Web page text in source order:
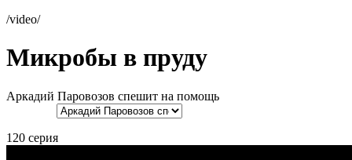
/video/
Микробы в пруду
Аркадий Паровозов спешит на помощь
120 серия